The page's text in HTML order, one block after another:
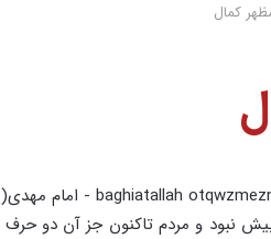
کمال
نبود و مردم تاکنون جز آن دو حرف